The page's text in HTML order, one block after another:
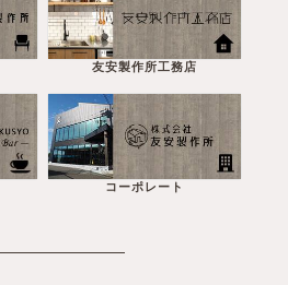
友安製作所工務店
コーポレート